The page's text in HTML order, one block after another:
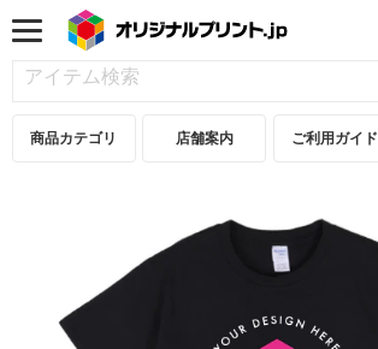
商品カテゴリ 店舗案内 ご利用ガイド